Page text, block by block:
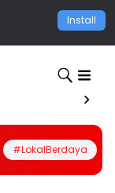
Install
#LokalBerdaya